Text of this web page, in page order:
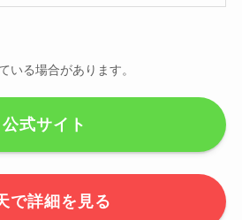
いる場合があります。
公式サイト
で詳細を見る